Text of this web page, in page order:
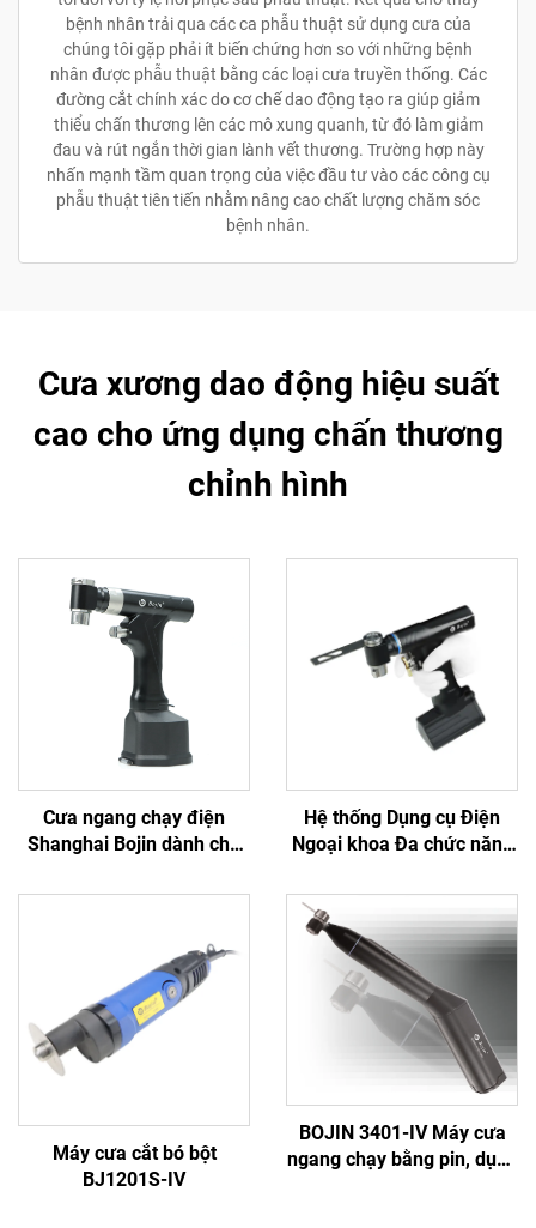
bệnh nhân trải qua các ca phẫu thuật sử dụng cưa của
chúng tôi gặp phải ít biến chứng hơn so với những bệnh
nhân được phẫu thuật bằng các loại cưa truyền thống. Các
đường cắt chính xác do cơ chế dao động tạo ra giúp giảm
thiểu chấn thương lên các mô xung quanh, từ đó làm giảm
đau và rút ngắn thời gian lành vết thương. Trường hợp này
nhấn mạnh tầm quan trọng của việc đầu tư vào các công cụ
phẫu thuật tiên tiến nhằm nâng cao chất lượng chăm sóc
bệnh nhân.
Cưa xương dao động hiệu suất
cao cho ứng dụng chấn thương
chỉnh hình
Cưa ngang chạy điện
Shanghai Bojin dành cho
thương khớp Hệ thống
Hệ thống Dụng cụ Điện
Ngoại khoa Đa chức năng
phẫu thuật tích hợp Tất cả
trong một, Máy vặn vít
dùng trong Phẫu thuật
Chấn thương & Khớp
Máy cưa cắt bó bột
BJ1201S-IV
BOJIN 3401-IV Máy cưa
ngang chạy bằng pin, dụng